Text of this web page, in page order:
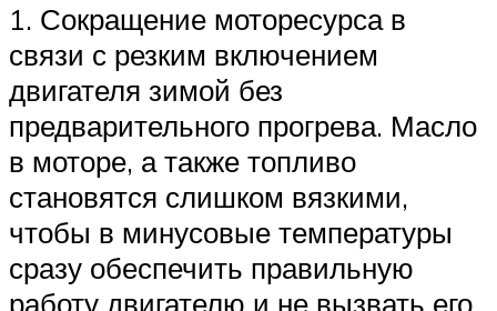
1. Сокращение моторесурса в
связи с резким включением
двигателя зимой без
предварительного прогрева. Масло
в моторе, а также топливо
становятся слишком вязкими,
чтобы в минусовые температуры
сразу обеспечить правильную
работу двигателю и не вызвать его